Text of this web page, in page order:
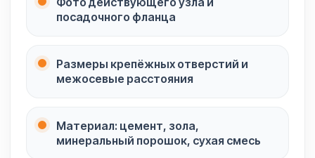
посадочного фланца
Размеры крепёжных отверстий и
межосевые расстояния
Материал: цемент, зола,
минеральный порошок, сухая смесь